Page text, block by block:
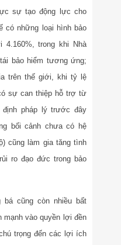
sự tạo động lực cho
có những loại hình bảo
trong khi Nhà
bảo hiểm tương ứng;
trên thế giới, khi tỷ lệ
sự can thiệp hỗ trợ từ
định pháp lý trước đây
bối cảnh chưa có hệ
cũng làm gia tăng tình
ro đạo đức trong bảo
bá cũng còn nhiều bất
mạnh vào quyền lợi đền
trọng đến các lợi ích